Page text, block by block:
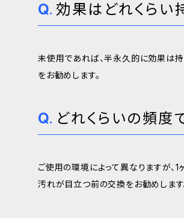
効果はどれくらい
未使用であれば、半永久的に効果は
をお勧めします。
どれくらいの頻度
ご使用の環境によって異なりますが、1
汚れが目立つ前の交換をお勧めします